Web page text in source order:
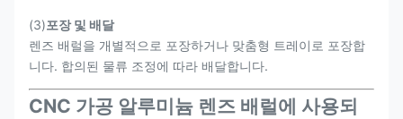
(3)포장 및 배달
렌즈 배럴을 개별적으로 포장하거나 맞춤형 트레이로 포장합
니다. 합의된 물류 조정에 따라 배달합니다.
CNC 가공 알루미늄 렌즈 배럴에 사용되